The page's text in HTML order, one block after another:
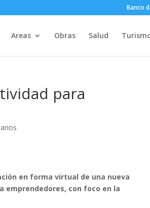
Banco
Areas Obras Salud
para
en forma virtual de una nueva
emprendedores, con foco en la